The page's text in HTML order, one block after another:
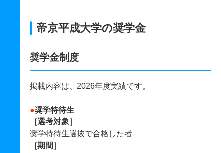
帝京平成大学の奨学金
奨学金制度
掲載内容は、2026年度実績です。
●奨学特待生
［選考対象］
奨学特待生選抜で合格した者
［期間］